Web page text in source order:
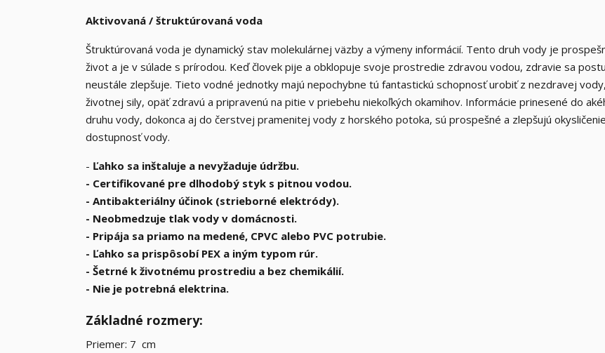
Aktivovaná / štruktúrovaná voda
Štruktúrovaná voda je dynamický stav molekulárnej väzby a výmeny informácií. Tento druh vody je
život a je v súlade s prírodou. Keď človek pije a obklopuje svoje prostredie zdravou vodou, zdravie sa
neustále zlepšuje. Tieto vodné jednotky majú nepochybne tú fantastickú schopnosť urobiť z nezdravej
životnej sily, opäť zdravú a pripravenú na pitie v priebehu niekoľkých okamihov. Informácie prinesené do
druhu vody, dokonca aj do čerstvej pramenitej vody z horského potoka, sú prospešné a zlepšujú
dostupnosť vody.
- Ľahko sa inštaluje a nevyžaduje údržbu.
- Certifikované pre dlhodobý styk s pitnou vodou.
- Antibakteriálny účinok (strieborné elektródy).
- Neobmedzuje tlak vody v domácnosti.
- Pripája sa priamo na medené, CPVC alebo PVC potrubie.
- Ľahko sa prispôsobí PEX a iným typom rúr.
- Šetrné k životnému prostrediu a bez chemikálií.
- Nie je potrebná elektrina.
Základné rozmery:
Priemer: 7 cm